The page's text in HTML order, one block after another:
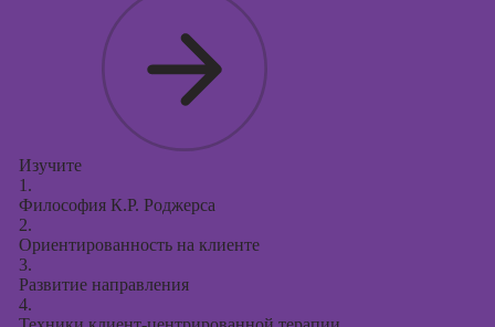
Изучите
1.
Философия К.Р. Роджерса
2.
Ориентированность на клиенте
3.
Развитие направления
4.